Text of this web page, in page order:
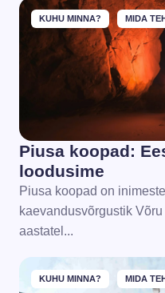
KUHU MINNA? MIDA
Piusa koopad:
loodusime
Piusa koopad on
kaevandusvõrgustik
aastatel...
KUHU MINNA? MIDA